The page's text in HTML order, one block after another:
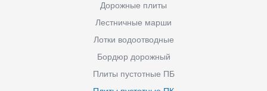
Дорожные плиты
Лестничные марши
Лотки водоотводные
Бордюр дорожный
Плиты пустотные ПБ